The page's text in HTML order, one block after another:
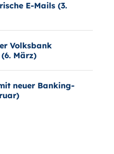
E-Mails (3.
Volksbank
März)
neuer Banking-